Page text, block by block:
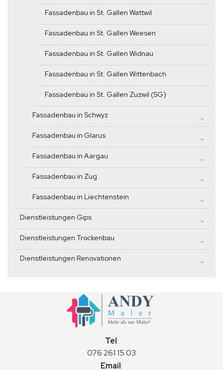
Fassadenbau in St. Gallen Wattwil
Fassadenbau in St. Gallen Weesen
Fassadenbau in St. Gallen Widnau
Fassadenbau in St. Gallen Wittenbach
Fassadenbau in St. Gallen Zuzwil (SG)
Fassadenbau in Schwyz
Fassadenbau in Glarus
Fassadenbau in Aargau
Fassadenbau in Zug
Fassadenbau in Liechtenstein
Dienstleistungen Gips
Dienstleistungen Trockenbau
Dienstleistungen Renovationen
Tel:
076 261 15 03
Email: